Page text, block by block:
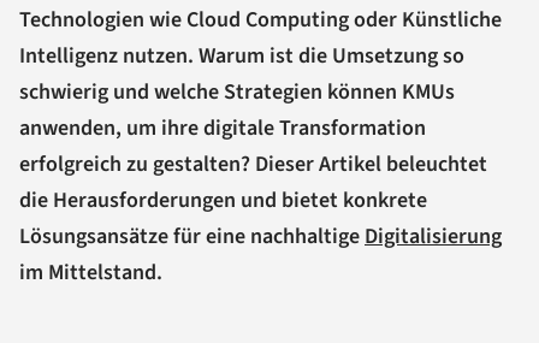
Technologien wie Cloud Computing oder Künstliche
Intelligenz nutzen. Warum ist die Umsetzung so
schwierig und welche Strategien können KMUs
anwenden, um ihre digitale Transformation
erfolgreich zu gestalten? Dieser Artikel beleuchtet
die Herausforderungen und bietet konkrete
Lösungsansätze für eine nachhaltige Digitalisierung
im Mittelstand.